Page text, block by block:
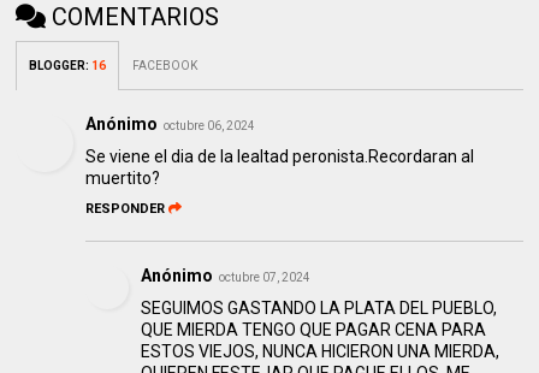
COMENTARIOS
BLOGGER: 16 FACEBOOK
Anónimo octubre 06, 2024
Se viene el dia de la lealtad peronista.Recordaran al
muertito?
RESPONDER
Anónimo octubre 07, 2024
SEGUIMOS GASTANDO LA PLATA DEL PUEBLO,
QUE MIERDA TENGO QUE PAGAR CENA PARA
ESTOS VIEJOS, NUNCA HICIERON UNA MIERDA,